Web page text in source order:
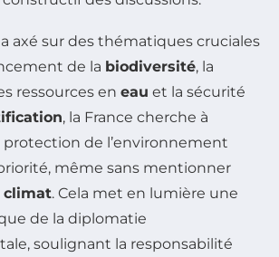
axé sur des thématiques cruciales
de la biodiversité, la
ressources en eau et la sécurité
, la France cherche à
de l’environnement
même sans mentionner
climat. Cela met en lumière une
de la diplomatie
soulignant la responsabilité